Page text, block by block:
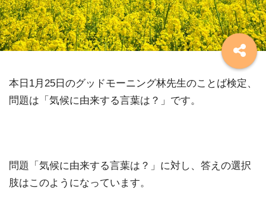
本日1月25日のグッドモーニング林先生のことば検定、
問題は「気候に由来する言葉は？」です。
問題「気候に由来する言葉は？」に対し、答えの選択
肢はこのようになっています。